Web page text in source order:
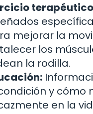
mejorar la
los
la rodilla.
y cómo
en la